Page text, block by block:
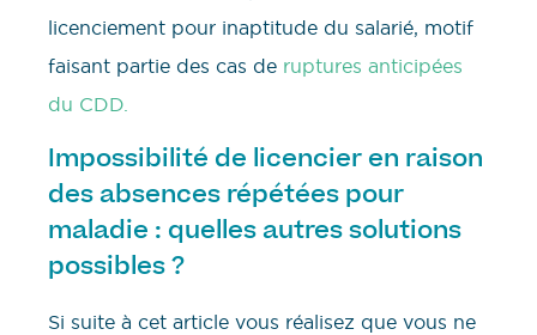
licenciement pour inaptitude du salarié, motif
faisant partie des cas de ruptures anticipées
du CDD.
Impossibilité de licencier en raison
des absences répétées pour
maladie : quelles autres solutions
possibles ?
Si suite à cet article vous réalisez que vous ne